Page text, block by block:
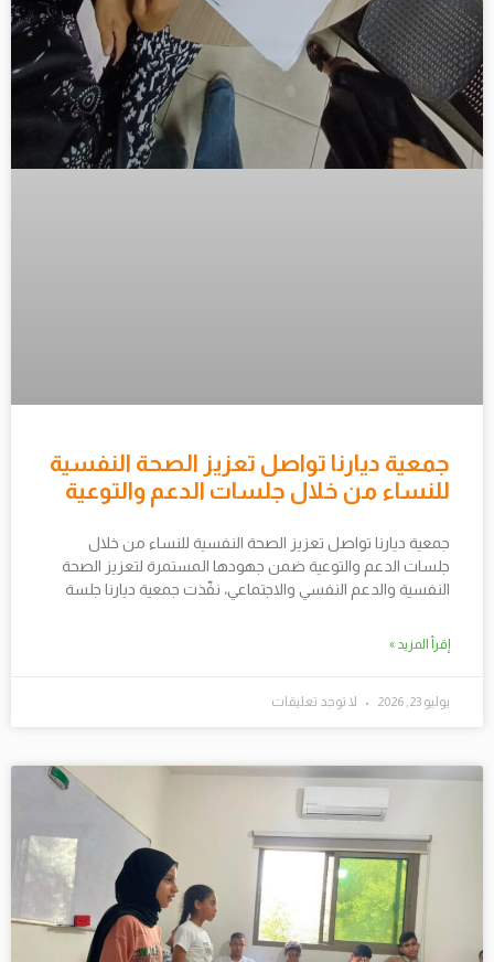
جمعية ديارنا تواصل تعزيز الصحة النفسية
للنساء من خلال جلسات الدعم والتوعية
جمعية ديارنا تواصل تعزيز الصحة النفسية للنساء من خلال
جلسات الدعم والتوعية ضمن جهودها المستمرة لتعزيز الصحة
النفسية والدعم النفسي والاجتماعي، نفّذت جمعية ديارنا جلسة
إقرأ المزيد »
يوليو 23, 2026 لا توجد تعليقات